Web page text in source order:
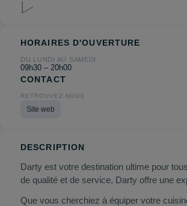
HORAIRES D'OUVERTURE
DU LUNDI AU SAMEDI
09h30 – 20h00
CONTACT
RETROUVEZ-NOUS
Site web
DESCRIPTION
Darty est votre destination ultime pour
de qualité et de service, Darty offre une
Que vous cherchiez à équiper votre